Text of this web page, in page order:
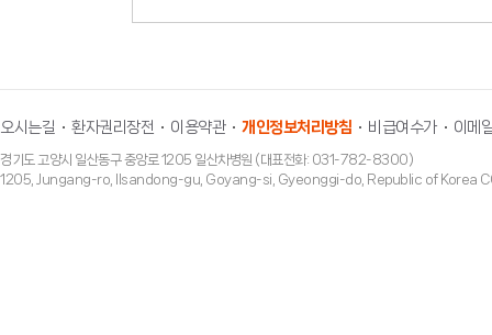
오시는길 환자권리장전 이용약관 개인정보처리방침 비급여수가 이메
경기도 고양시 일산동구 중앙로 1205 일산차병원 (대표전화: 031-782-8300)
1205, Jungang-ro, Ilsandong-gu, Goyang-si, Gyeonggi-do, Republic of Korea